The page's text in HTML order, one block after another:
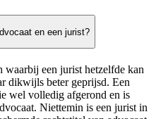
en een jurist?
een jurist hetzelfde kan
dikwijls beter geprijsd. Een
wel volledig afgerond en is
Niettemin is een jurist in